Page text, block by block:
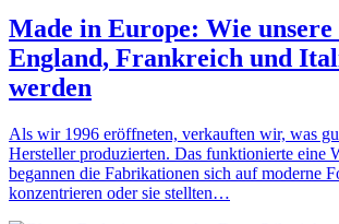
Made in Europe: Wie
England, Frankreich und
werden
Als wir 1996 eröffneten, verkauften wir, was
Hersteller produzierten. Das funktionierte eine
begannen die Fabrikationen sich auf moderne
konzentrieren oder sie stellten…